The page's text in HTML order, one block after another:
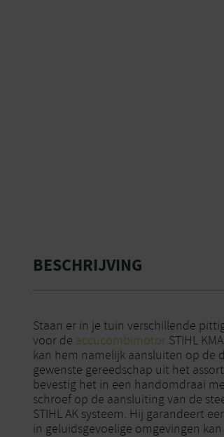
BESCHRIJVING
Staan er in je tuin verschillende
voor de accucombimotor STIHL
kan hem namelijk aansluiten op de
gewenste gereedschap uit het
bevestig het in een handomdraai
schroef op de aansluiting van de
STIHL AK systeem. Hij garandeert
in geluidsgevoelige omgevingen